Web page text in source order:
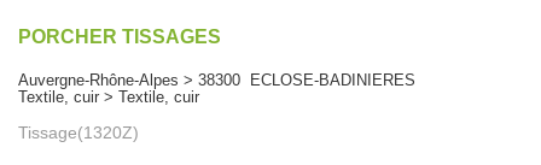
PORCHER TISSAGES
Auvergne-Rhône-Alpes > 38300 ECLOSE-BADINIERES
Textile, cuir > Textile, cuir
Tissage(1320Z)